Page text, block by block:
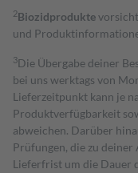
2Biozidprodukte
und
3Die Übergabe deiner
bei uns werktags von
Lieferzeitpunkt kann je
Produktverfügbarkeit
abweichen. Darüber
Prüfungen, die zu
Lieferfrist um die Dauer